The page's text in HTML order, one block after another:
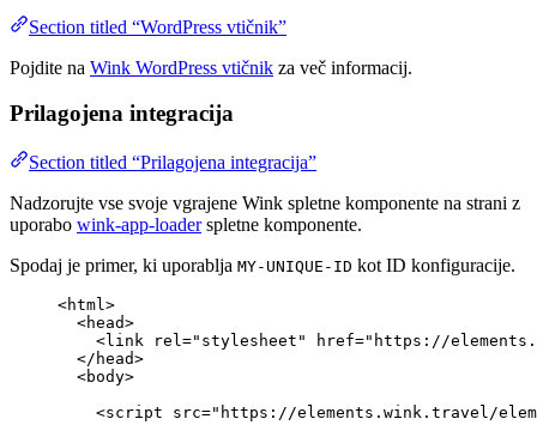
Section titled “WordPress vtičnik”
Pojdite na Wink WordPress vtičnik za več informacij.
Prilagojena integracija
Section titled “Prilagojena integracija”
Nadzorujte vse svoje vgrajene Wink spletne komponente na strani z
uporabo wink-app-loaderspletne komponente.
Spodaj je primer, ki uporablja MY-UNIQUE-ID kot ID konfiguracije.
<html>
<head>
<link rel=" stylesheet " href=" https://
</ head>
<body>
<script src=" https://elements.wink.travel/